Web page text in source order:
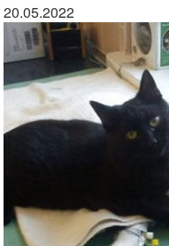
20.05.2022